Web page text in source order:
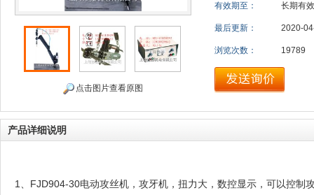
点击图片查看原图
有效期至： 长期有效
最后更新： 2020-
浏览次数： 19789
产品详细说明
1、FJD904-30电动攻丝机，攻牙机，扭力大，数控显示，可以控制